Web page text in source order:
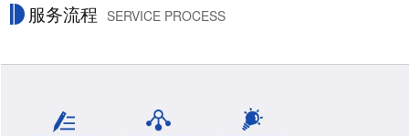
服务流程 SERVICE PROCESS